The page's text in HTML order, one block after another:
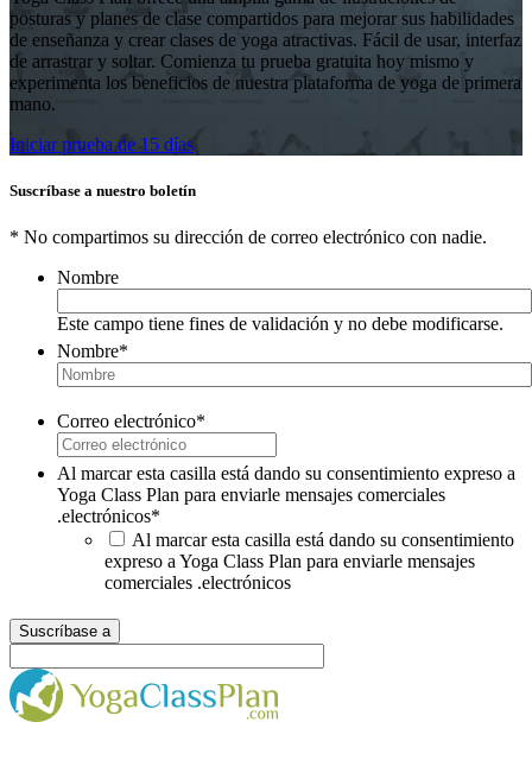
posturas y planes de clase compartidos para mejorar sus habilidades
de enseñanza y crear clases de yoga atractivas. Fácil de usar, interfaz
de arrastrar y soltar. Comienza tu prueba gratuita hoy mismo y
experimenta los beneficios de nuestra plataforma de yoga de primera
mano.
Iniciar prueba de 15 días
Suscríbase a nuestro boletín
* No compartimos su dirección de correo electrónico con nadie.
Nombre
Este campo tiene fines de validación y no debe modificarse.
Nombre*
Correo electrónico*
Al marcar esta casilla está dando su consentimiento expreso a
Yoga Class Plan para enviarle mensajes comerciales
.electrónicos*
Al marcar esta casilla está dando su consentimiento
expreso a Yoga Class Plan para enviarle mensajes
comerciales .electrónicos